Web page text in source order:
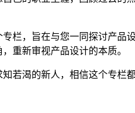
栏，旨在与您一同探讨产品
重新审视产品设计的本质。
若渴的新人，相信这个专栏